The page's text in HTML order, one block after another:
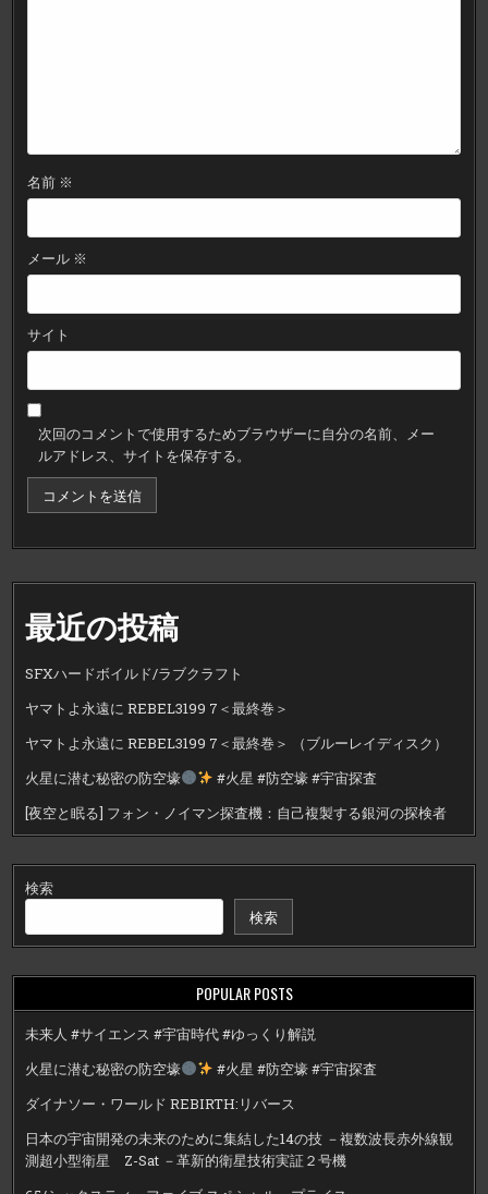
名前 ※
メール ※
サイト
次回のコメントで使用するためブラウザーに自分の名前、メー
ルアドレス、サイトを保存する。
最近の投稿
SFXハードボイルド/ラブクラフト
ヤマトよ永遠に REBEL3199 7＜最終巻＞
ヤマトよ永遠に REBEL3199 7＜最終巻＞ （ブルーレイディスク）
火星に潜む秘密の防空壕
#火星 #防空壕 #宇宙探査
[夜空と眠る] フォン・ノイマン探査機：自己複製する銀河の探検者
検索
検索
POPULAR POSTS
未来人 #サイエンス #宇宙時代 #ゆっくり解説
火星に潜む秘密の防空壕
#火星 #防空壕 #宇宙探査
ダイナソー・ワールド REBIRTH:リバース
日本の宇宙開発の未来のために集結した14の技 －複数波長赤外線観
測超小型衛星 Z-Sat －革新的衛星技術実証２号機